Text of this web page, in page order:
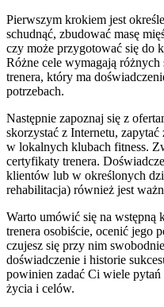
Pierwszym krokiem jest
schudnąć, zbudować masę
czy może przygotować się do
Różne cele wymagają
trenera, który ma
potrzebach.
Następnie zapoznaj się z
skorzystać z Internetu,
w lokalnych klubach fitness.
certyfikaty trenera.
klientów lub w określonych
rehabilitacja) również jest
Warto umówić się na wstępną
trenera osobiście, ocenić jego
czujesz się przy nim
doświadczenie i historie
powinien zadać Ci wiele
życia i celów.